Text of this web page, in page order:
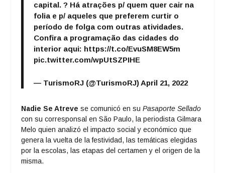
capital. ? Há atrações p/ quem quer cair na
folia e p/ aqueles que preferem curtir o
período de folga com outras atividades.
Confira a programação das cidades do
interior aqui: https://t.co/EvuSM8EW5m
pic.twitter.com/wpUtSZPIHE
— TurismoRJ (@TurismoRJ) April 21, 2022
Nadie Se Atreve se comunicó en suPasaporte Sellado
con su corresponsal en São Paulo, la periodista Gilmara
Melo quien analizó el impacto social y económico que
genera la vuelta de la festividad, las temáticas elegidas
por la escolas, las etapas del certamen y el origen de la
misma.